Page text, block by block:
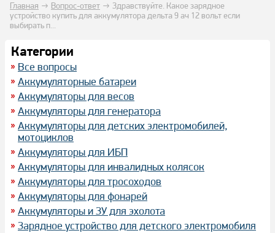
Главная → Вопрос-ответ → Здравствуйте. Какое зарядное
устройство купить для аккумулятора дельта 9 ач 12 вольт если
выбирать п...
Категории
Все вопросы
Аккумуляторные батареи
Аккумуляторы для весов
Аккумуляторы для генератора
Аккумуляторы для детских электромобилей,
мотоциклов
Аккумуляторы для ИБП
Аккумуляторы для инвалидных колясок
Аккумуляторы для тросоходов
Аккумуляторы для фонарей
Аккумуляторы и ЗУ для эхолота
Зарядное устройство для детского электромобиля